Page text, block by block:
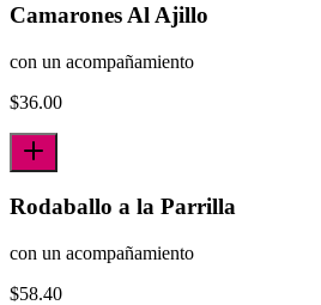
Camarones Al Ajillo
con un acompañamiento
$36.00
Rodaballo a la Parrilla
con un acompañamiento
$58.40